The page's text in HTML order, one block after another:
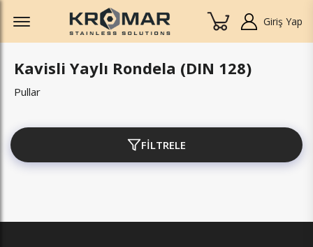
Offcanvas Menu Open
Giriş Yap
Kavisli Yaylı Rondela (DIN 128)
Pullar
FİLTRELE